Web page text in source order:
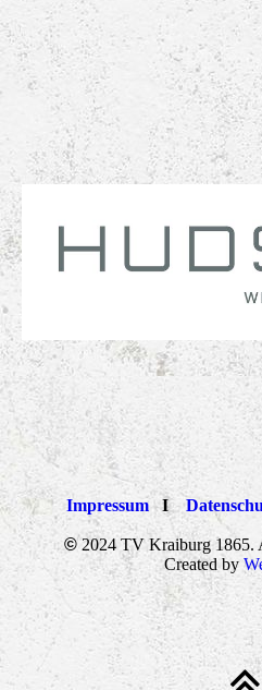
ImpressumI
© 2024 TV Kraiburg 1865.
Created by